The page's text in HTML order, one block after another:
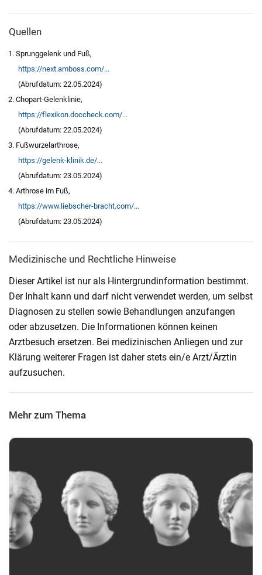
Quellen
Sprunggelenk und Fuß,
https://next.amboss.com/...
(Abrufdatum: 22.05.2024)
Chopart-Gelenklinie,
https://flexikon.doccheck.com/...
(Abrufdatum: 22.05.2024)
Fußwurzelarthrose,
https://gelenk-klinik.de/...
(Abrufdatum: 23.05.2024)
Arthrose im Fuß,
https://www.liebscher-bracht.com/...
(Abrufdatum: 23.05.2024)
Medizinische und Rechtliche Hinweise
Dieser Artikel ist nur als Hintergrundinformation bestimmt.
Der Inhalt kann und darf nicht verwendet werden, um selbst
Diagnosen zu stellen sowie Behandlungen anzufangen
oder abzusetzen. Die Informationen können keinen
Arztbesuch ersetzen. Bei medizinischen Anliegen und zur
Klärung weiterer Fragen ist daher stets ein/e Arzt/Ärztin
aufzusuchen.
Mehr zum Thema